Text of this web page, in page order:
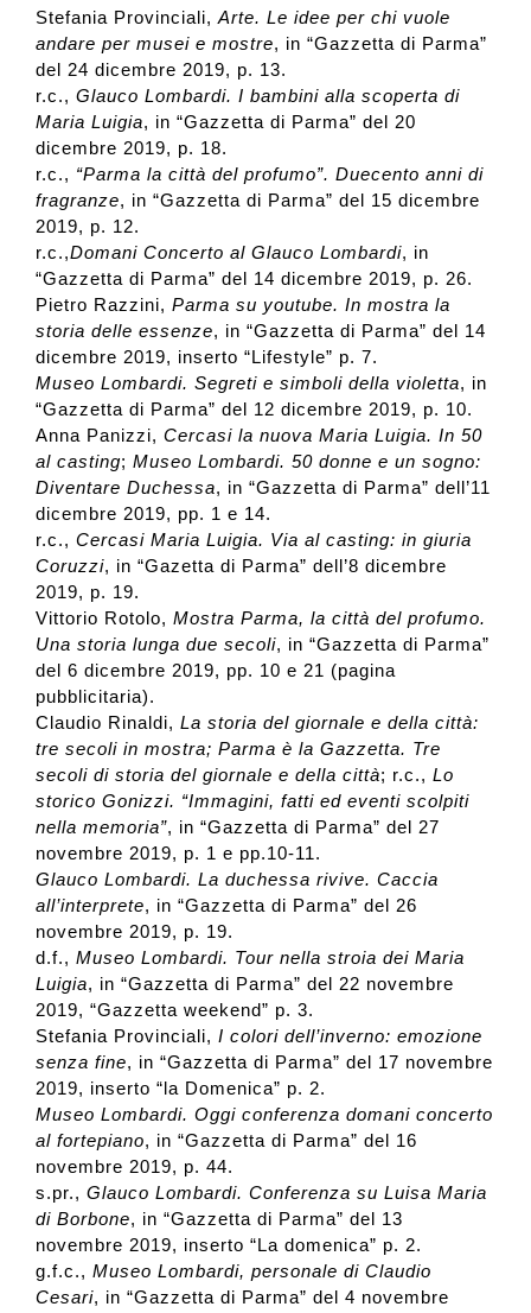
Stefania Provinciali, Arte. Le idee per chi vuole
andare per musei e mostre, in “Gazzetta di Parma”
del 24 dicembre 2019, p. 13.
r.c., Glauco Lombardi. I bambini alla scoperta di
Maria Luigia, in “Gazzetta di Parma” del 20
dicembre 2019, p. 18.
r.c., “Parma la città del profumo”. Duecento anni di
fragranze, in “Gazzetta di Parma” del 15 dicembre
2019, p. 12.
r.c.,Domani Concerto al Glauco Lombardi, in
“Gazzetta di Parma” del 14 dicembre 2019, p. 26.
Pietro Razzini, Parma su youtube. In mostra la
storia delle essenze, in “Gazzetta di Parma” del 14
dicembre 2019, inserto “Lifestyle” p. 7.
Museo Lombardi. Segreti e simboli della violetta, in
“Gazzetta di Parma” del 12 dicembre 2019, p. 10.
Anna Panizzi, Cercasi la nuova Maria Luigia. In 50
al casting; Museo Lombardi. 50 donne e un sogno:
Diventare Duchessa, in “Gazzetta di Parma” dell’11
dicembre 2019, pp. 1 e 14.
r.c., Cercasi Maria Luigia. Via al casting: in giuria
Coruzzi, in “Gazetta di Parma” dell’8 dicembre
2019, p. 19.
Vittorio Rotolo, Mostra Parma, la città del profumo.
Una storia lunga due secoli, in “Gazzetta di Parma”
del 6 dicembre 2019, pp. 10 e 21 (pagina
pubblicitaria).
Claudio Rinaldi, La storia del giornale e della città:
tre secoli in mostra; Parma è la Gazzetta. Tre
secoli di storia del giornale e della città; r.c., Lo
storico Gonizzi. “Immagini, fatti ed eventi scolpiti
nella memoria”, in “Gazzetta di Parma” del 27
novembre 2019, p. 1 e pp.10-11.
Glauco Lombardi. La duchessa rivive. Caccia
all’interprete, in “Gazzetta di Parma” del 26
novembre 2019, p. 19.
d.f., Museo Lombardi. Tour nella stroia dei Maria
Luigia, in “Gazzetta di Parma” del 22 novembre
2019, “Gazzetta weekend” p. 3.
Stefania Provinciali, I colori dell’inverno: emozione
senza fine, in “Gazzetta di Parma” del 17 novembre
2019, inserto “la Domenica” p. 2.
Museo Lombardi. Oggi conferenza domani concerto
al fortepiano, in “Gazzetta di Parma” del 16
novembre 2019, p. 44.
s.pr., Glauco Lombardi. Conferenza su Luisa Maria
di Borbone, in “Gazzetta di Parma” del 13
novembre 2019, inserto “La domenica” p. 2.
g.f.c., Museo Lombardi, personale di Claudio
Cesari, in “Gazzetta di Parma” del 4 novembre